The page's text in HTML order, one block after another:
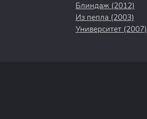
Блиндаж (2012)
Из пепла (2003)
Университет (2007)